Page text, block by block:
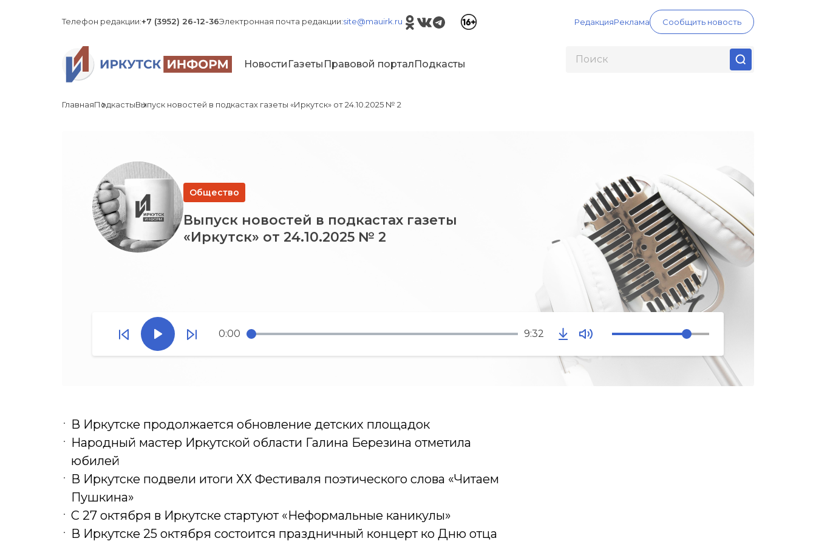
Телефон редакции:+7 (3952) 26-12-36Электронная почта редакции:site@mauirk.ru РедакцияРеклама Сообщить новость
Новости Газеты Правовой портал Подкасты
ГлавнаяПодкастыВыпуск новостей в подкастах газеты «Иркутск» от 24.10.2025 № 2
Общество
Выпуск новостей в подкастах газеты
«Иркутск» от 24.10.2025 № 2
0:00 9:32
В Иркутске продолжается обновление детских площадок
Народный мастер Иркутской области Галина Березина отметила
юбилей
В Иркутске подвели итоги ХХ Фестиваля поэтического слова «Читаем
Пушкина»
С 27 октября в Иркутске стартуют «Неформальные каникулы»
В Иркутске 25 октября состоится праздничный концерт ко Дню отца